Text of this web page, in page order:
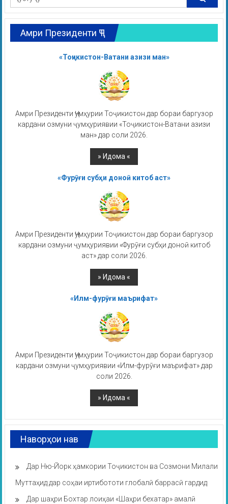
Амри Президенти ҶТ
«Тоҷикистон-Ватани азизи ман»
Амри Президенти Ҷумҳурии Тоҷикистон дар бораи баргузор
кардани озмуни ҷумҳуриявии «Тоҷикистон-Ватани азизи
ман» дар соли 2026.
«Фурӯғи субҳи доноӣ китоб аст»
Амри Президенти Ҷумҳурии Тоҷикистон дар бораи баргузор
кардани озмуни ҷумҳуриявии «Фурӯғи субҳи доноӣ китоб
аст» дар соли 2026.
«Илм-фурӯғи маърифат»
Амри Президенти Ҷумҳурии Тоҷикистон дар бораи баргузор
кардани озмуни ҷумҳуриявии «Илм-фурӯғи маърифат» дар
соли 2026.
Наворҳои нав
Дар Ню-Йорк ҳамкории Тоҷикистон ва Созмони Милали
Муттаҳид дар соҳаи иртибототи глобалӣ баррасӣ гардид
Дар шаҳри Бохтар лоиҳаи «Шаҳри бехатар» амалӣ